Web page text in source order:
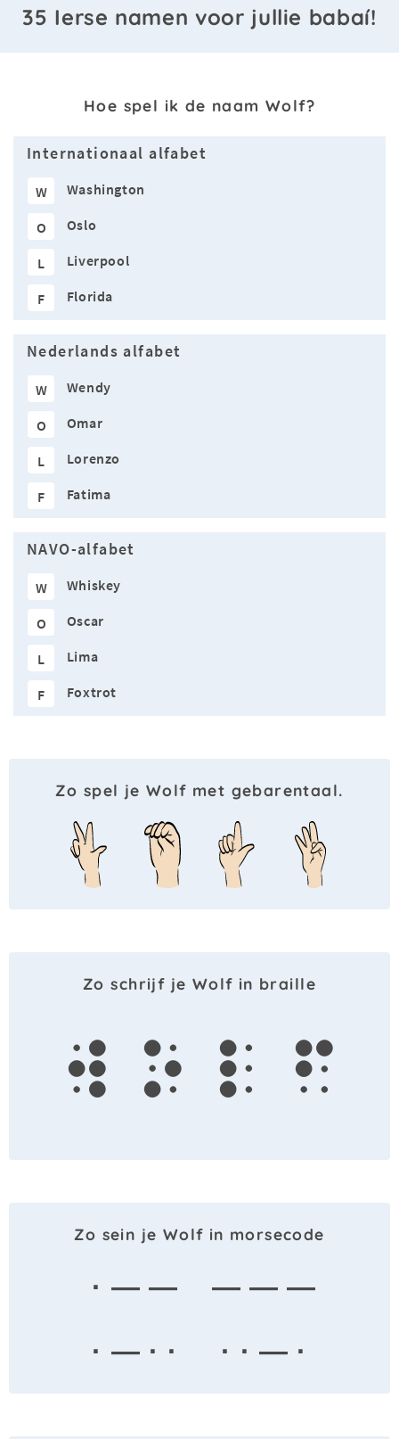
35 Ierse namen voor jullie babaí!
Hoe spel ik de naam Wolf?
Internationaal alfabet
W Washington
O Oslo
L Liverpool
F Florida
Nederlands alfabet
W Wendy
O Omar
L Lorenzo
F Fatima
NAVO-alfabet
W Whiskey
O Oscar
L Lima
F Foxtrot
Zo spel je Wolf met gebarentaal.
Zo schrijf je Wolf in braille
w o l f
Zo sein je Wolf in morsecode
· — —
— — —
· — · ·
· · — ·